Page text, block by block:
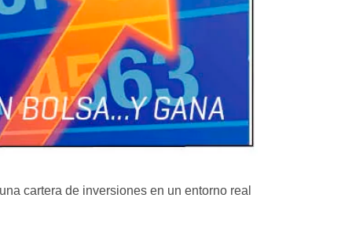
cartera de inversiones en un entorno real